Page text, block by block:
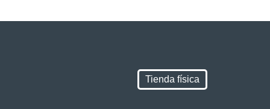
Tienda física